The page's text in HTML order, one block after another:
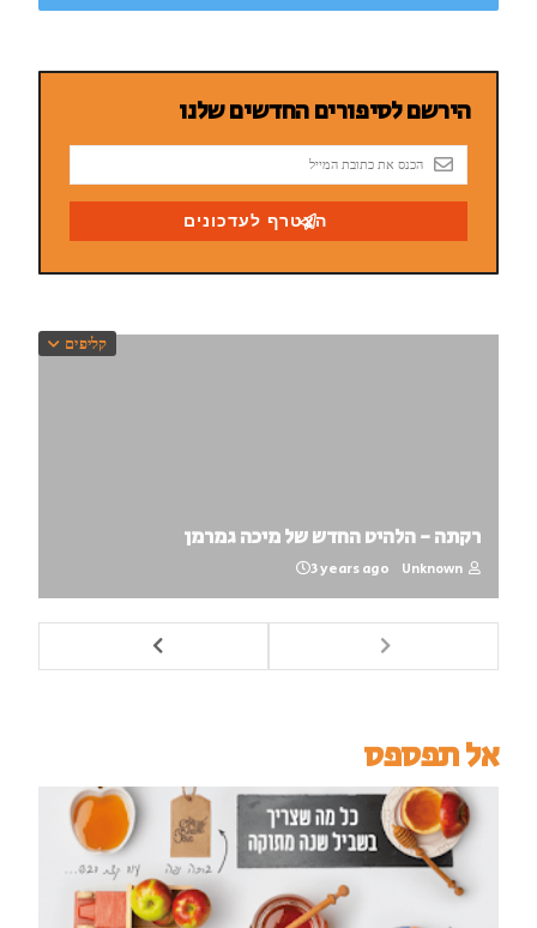
קליפים
רקתה - הלהיט החדש של מיכה גמרמן
Unknown
3 years ago
אל תפספס